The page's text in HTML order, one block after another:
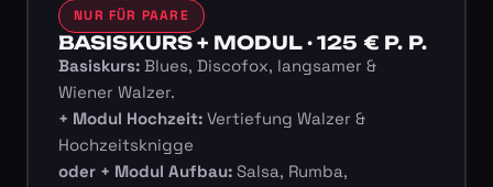
NUR FÜR PAARE
BASISKURS + MODUL · 125 € P. P.
Basiskurs:Blues, Discofox, langsamer &
Wiener Walzer.
+ Modul Hochzeit:Vertiefung Walzer &
Hochzeitsknigge
oder + Modul Aufbau:Salsa, Rumba,